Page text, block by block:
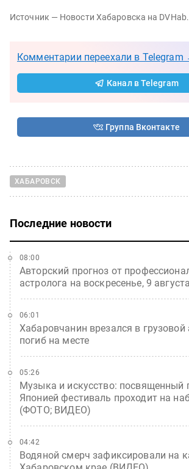
Источник — Новости Хабаровска на
Комментарии переехали в Telegram
Канал в Telegram
Группа Вконтакте
ХАБАРОВСК
Последние новости
Авторский прогноз от
астролога на воскресенье, 9 августа
08:00
Хабаровчанин врезался в
погиб на месте
06:01
Музыка и искусство: посвященный
Японией фестиваль проходит на
(ФОТО; ВИДЕО)
05:26
Водяной смерч зафиксировали на
04:42